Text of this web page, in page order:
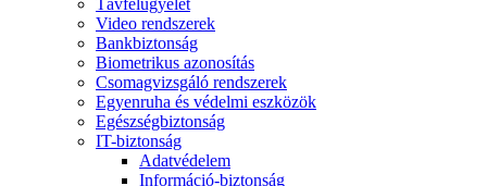
Video rendszerek
Bankbiztonság
Biometrikus azonosítás
Csomagvizsgáló rendszerek
Egyenruha és védelmi eszközök
Egészségbiztonság
IT-biztonság
Adatvédelem
Információ-biztonság